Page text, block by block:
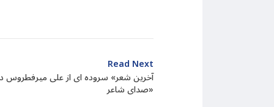
Read Next
صدای شاعر»